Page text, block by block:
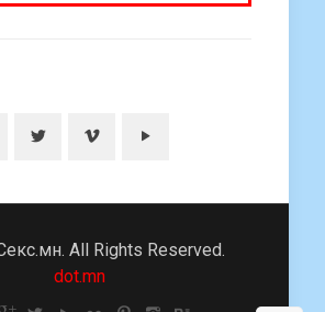
All Rights Reserved.
dot.mn